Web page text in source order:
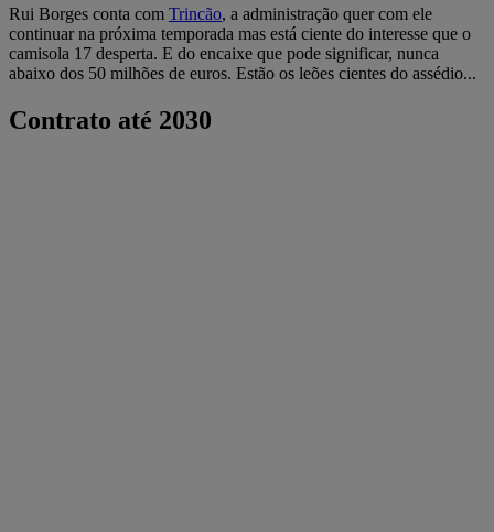
Rui Borges conta com Trincão, a administração quer com ele
continuar na próxima temporada mas está ciente do interesse que o
camisola 17 desperta. E do encaixe que pode significar, nunca
abaixo dos 50 milhões de euros. Estão os leões cientes do assédio...
Contrato até 2030